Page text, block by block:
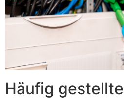
Häufig